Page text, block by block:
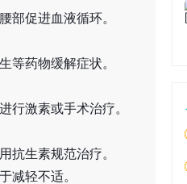
部促进血液循环。
等药物缓解症状。
行激素或手术治疗。
抗生素规范治疗。
减轻不适。